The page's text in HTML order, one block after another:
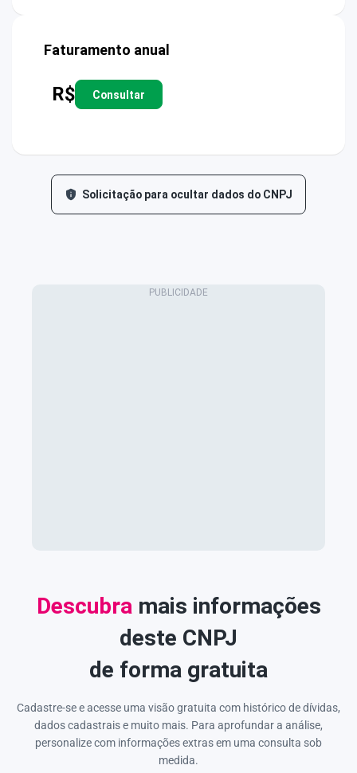
Faturamento anual
R$ Consultar
Solicitação para ocultar dados do CNPJ
Descubra mais informações
deste CNPJ
de forma gratuita
Cadastre-se e acesse uma visão gratuita com histórico de dívidas,
dados cadastrais e muito mais. Para aprofundar a análise,
personalize com informações extras em uma consulta sob
medida.